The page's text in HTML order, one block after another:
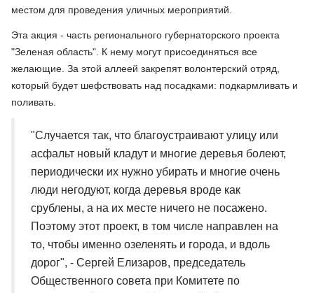
местом для проведения уличных мероприятий.
Эта акция - часть регионального губернаторского проекта
"Зеленая область". К нему могут присоединяться все
желающие. За этой аллеей закрепят волонтерский отряд,
который будет шефствовать над посадками: подкармливать и
поливать.
"Случается так, что благоустраивают улицу или
асфальт новый кладут и многие деревья болеют,
периодически их нужно убирать и многие очень
люди негодуют, когда деревья вроде как
срублены, а на их месте ничего не посажено.
Поэтому этот проект, в том числе направлен на
то, чтобы именно озеленять и города, и вдоль
дорог", - Сергей Елизаров, председатель
Общественного совета при Комитете по